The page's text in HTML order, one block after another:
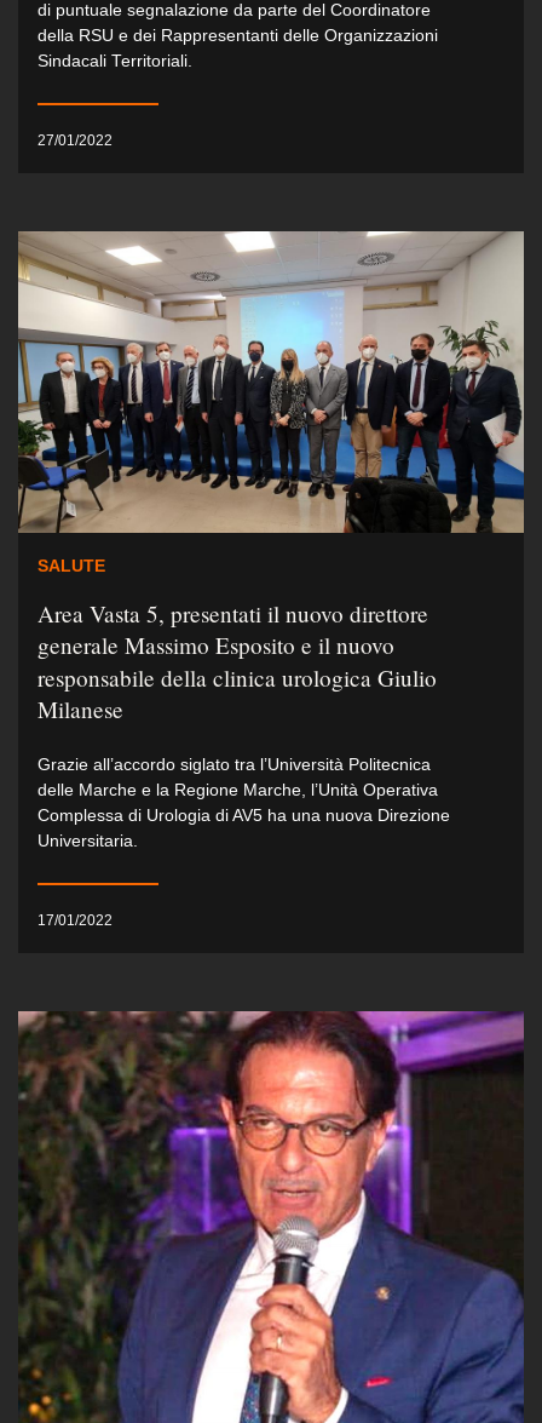
di puntuale segnalazione da parte del Coordinatore
della RSU e dei Rappresentanti delle Organizzazioni
Sindacali Territoriali.
27/01/2022
SALUTE
Area Vasta 5, presentati il nuovo direttore
generale Massimo Esposito e il nuovo
responsabile della clinica urologica Giulio
Milanese
Grazie all’accordo siglato tra l’Università Politecnica
delle Marche e la Regione Marche, l’Unità Operativa
Complessa di Urologia di AV5 ha una nuova Direzione
Universitaria.
17/01/2022